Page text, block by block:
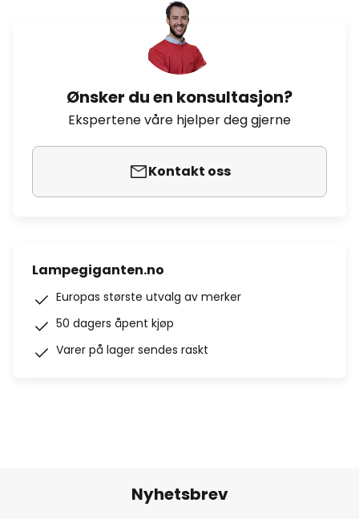
Ønsker du en konsultasjon?
Ekspertene våre hjelper deg gjerne
Kontakt oss
Lampegiganten.no
Europas største utvalg av merker
50 dagers åpent kjøp
Varer på lager sendes raskt
Nyhetsbrev